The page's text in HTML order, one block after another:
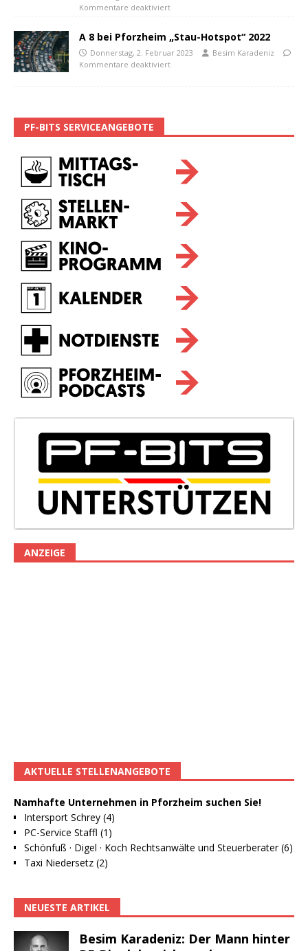
Kommentare deaktiviert
A 8 bei Pforzheim „Stau-Hotspot“ 2022
Donnerstag, 2. Februar 2023
Besim Karadeniz
Kommentare deaktiviert
PF-BITS SERVICEANGEBOTE
ANZEIGE
AKTUELLE STELLENANGEBOTE
Namhafte Unternehmen in Pforzheim suchen Sie!
Intersport Schrey (4)
PC-Service Staffl (1)
Schönfuß · Digel · Koch Rechtsanwälte und Steuerberater (6)
Taxi Niedersetz (2)
NEUESTE ARTIKEL
Besim Karadeniz: Der Mann hinter